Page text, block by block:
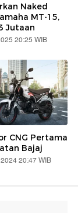
Naked
MT-15,
Jutaan
20:25 WIB
CNG Pertama
Bajaj
20:47 WIB